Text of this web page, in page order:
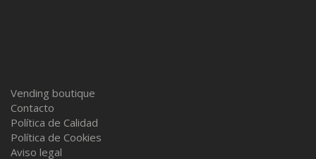
Vending boutique
Contacto
Política de Calidad
Política de Cookies
Aviso legal